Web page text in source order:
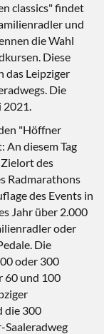
classics" findet
und
die Wahl
Diese
das Leipziger
Die
2021.
"Höffner
An diesem Tag
des
Radmarathons
des Events in
Jahr über 2.000
oder
Die
oder 300
60 und 100
die 300